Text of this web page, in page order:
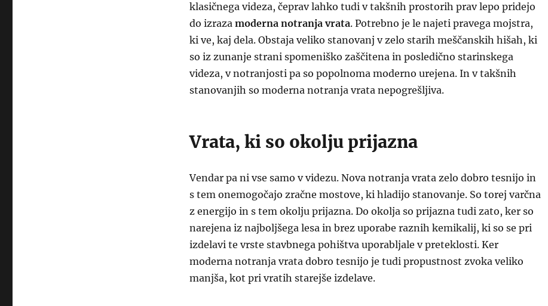
klasičnega videza, čeprav lahko tudi v takšnih prostorih prav lepo pridejo
do izraza moderna notranja vrata. Potrebno je le najeti pravega mojstra,
ki ve, kaj dela. Obstaja veliko stanovanj v zelo starih meščanskih hišah, ki
so iz zunanje strani spomeniško zaščitena in posledično starinskega
videza, v notranjosti pa so popolnoma moderno urejena. In v takšnih
stanovanjih so moderna notranja vrata nepogrešljiva.
Vrata, ki so okolju prijazna
Vendar pa ni vse samo v videzu. Nova notranja vrata zelo dobro tesnijo in
s tem onemogočajo zračne mostove, ki hladijo stanovanje. So torej varčna
z energijo in s tem okolju prijazna. Do okolja so prijazna tudi zato, ker so
narejena iz najboljšega lesa in brez uporabe raznih kemikalij, ki so se pri
izdelavi te vrste stavbnega pohištva uporabljale v preteklosti. Ker
moderna notranja vrata dobro tesnijo je tudi propustnost zvoka veliko
manjša, kot pri vratih starejše izdelave.